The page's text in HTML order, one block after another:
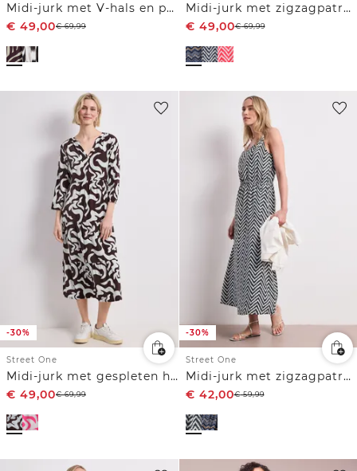
Midi-jurk met V-hals en print
€ 49,00€69,99
Midi-jurk met zigzagpatroon
€ 49,00€69,99
-30%
Street One
Midi-jurk met gespleten hals en print
€ 49,00€69,99
-30%
Street One
Midi-jurk met zigzagpatroon
€ 42,00€59,99